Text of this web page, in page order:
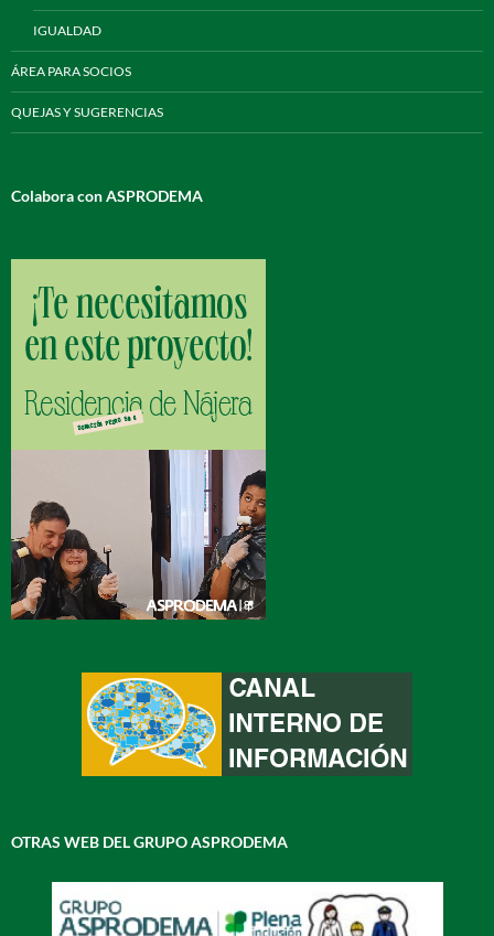
IGUALDAD
ÁREA PARA SOCIOS
QUEJAS Y SUGERENCIAS
Colabora con ASPRODEMA
OTRAS WEB DEL GRUPO ASPRODEMA